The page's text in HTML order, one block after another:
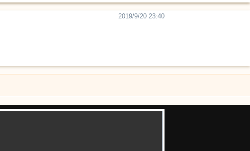
2019/9/20 23:40